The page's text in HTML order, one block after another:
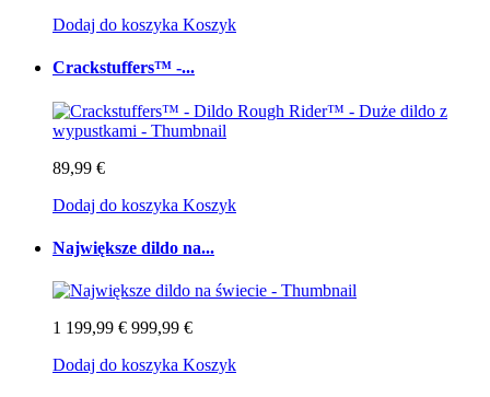
Dodaj do koszyka Koszyk
Crackstuffers™ -...
89,99 €
Dodaj do koszyka Koszyk
Największe dildo na...
1 199,99 € 999,99 €
Dodaj do koszyka Koszyk